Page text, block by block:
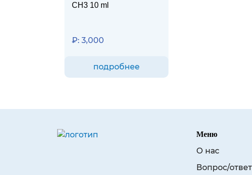
CH3 10 ml
₽: 3,000
подробнее
Меню
О нас
Вопрос/ответ